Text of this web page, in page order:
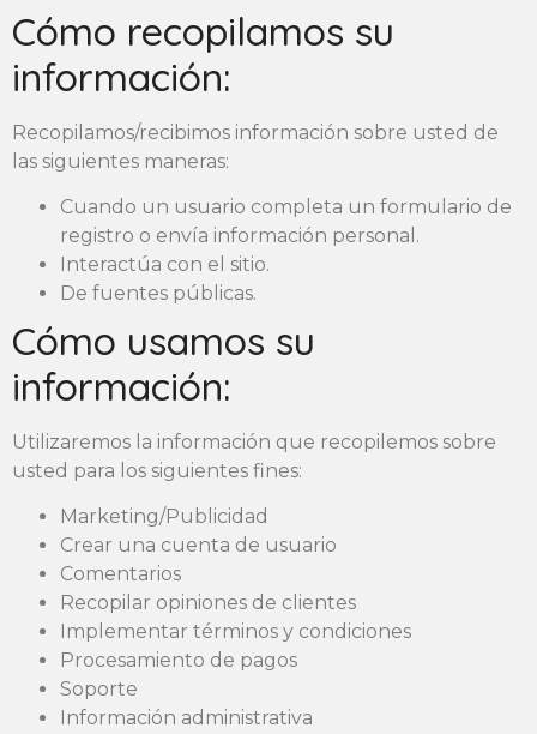
Cómo recopilamos su
información:
Recopilamos/recibimos información sobre usted de
las siguientes maneras:
Cuando un usuario completa un formulario de
registro o envía información personal.
Interactúa con el sitio.
De fuentes públicas.
Cómo usamos su
información:
Utilizaremos la información que recopilemos sobre
usted para los siguientes fines:
Marketing/Publicidad
Crear una cuenta de usuario
Comentarios
Recopilar opiniones de clientes
Implementar términos y condiciones
Procesamiento de pagos
Soporte
Información administrativa